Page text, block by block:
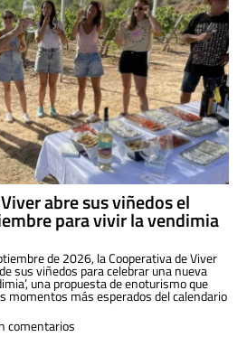
abre sus viñedos el
para vivir la vendimia
de 2026, la Cooperativa de Viver
sus viñedos para celebrar una nueva
una propuesta de enoturismo que
momentos más esperados del calendario
comentarios